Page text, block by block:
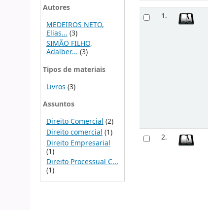
Autores
MEDEIROS NETO,
Elias... (3)
SIMÃO FILHO,
Adalber...(3)
Tipos de materiais
Livros (3)
Assuntos
Direito Comercial (2)
Direito comercial (1)
Direito Empresarial
(1)
Direito Processual C...
(1)
1.
2.